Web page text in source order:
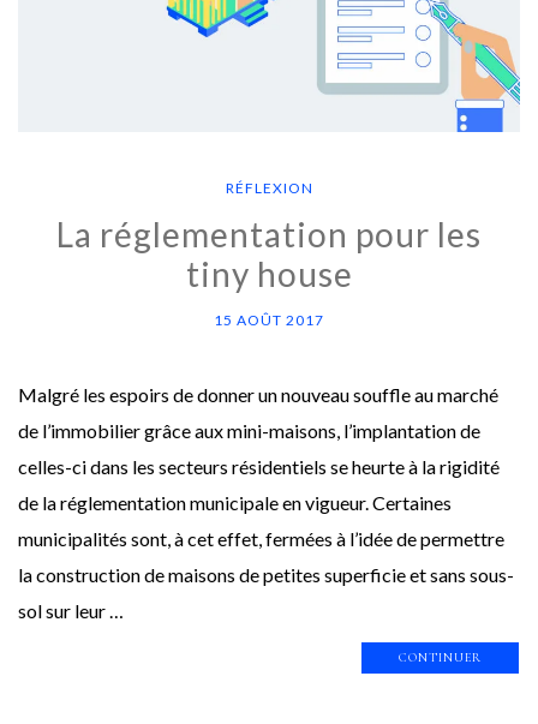
RÉFLEXION
La réglementation pour les
tiny house
15 AOÛT 2017
Malgré les espoirs de donner un nouveau souffle au marché
de l’immobilier grâce aux mini-maisons, l’implantation de
celles-ci dans les secteurs résidentiels se heurte à la rigidité
de la réglementation municipale en vigueur. Certaines
municipalités sont, à cet effet, fermées à l’idée de permettre
la construction de maisons de petites superficie et sans sous-
sol sur leur …
CONTINUER